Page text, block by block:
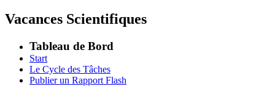
Vacances Scientifiques
Tableau de Bord
Start
Le Cycle des Tâches
Publier un Rapport Flash